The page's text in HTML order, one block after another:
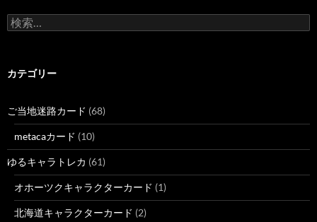
検
索:
カテゴリー
ご当地迷路カード (68)
metacaカード (10)
ゆるキャラトレカ (61)
オホーツクキャラクターカード (1)
北海道キャラクターカード (2)